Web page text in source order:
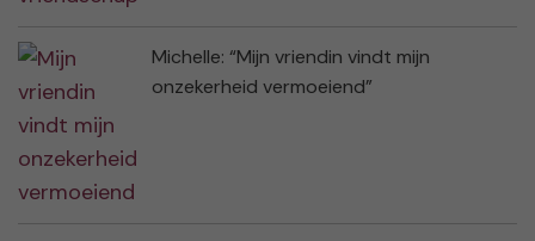
Michelle: “Mijn vriendin vindt mijn
onzekerheid vermoeiend”